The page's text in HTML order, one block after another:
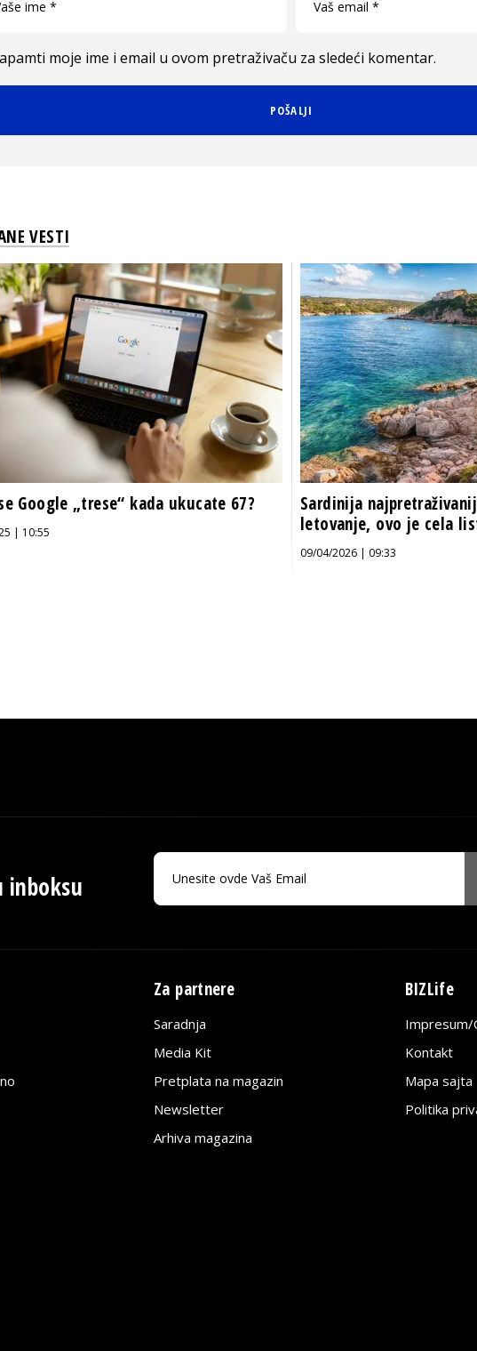
moje ime i email u ovom pretraživaču za sledeći komentar.
VESTI
Google „trese“ kada ukucate 67?
| 10:55
Sardinija
letovanje, ovo je cela
09/04/2026 | 09:33
inboksu
Za partnere
Saradnja
Media Kit
Pretplata na magazin
Newsletter
Arhiva magazina
BIZLife
Impresum/
Kontakt
Mapa sajta
Politika